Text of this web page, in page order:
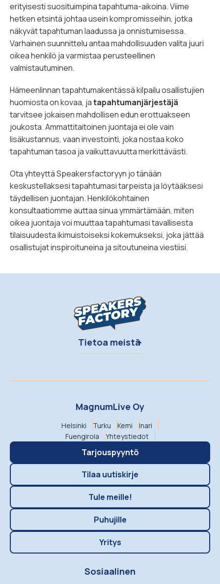
erityisesti suosituimpina tapahtuma-aikoina. Viime
hetken etsintä johtaa usein kompromisseihin, jotka
näkyvät tapahtuman laadussa ja onnistumisessa.
Varhainen suunnittelu antaa mahdollisuuden valita juuri
oikea henkilö ja varmistaa perusteellinen
valmistautuminen.
Hämeenlinnan tapahtumakentässä kilpailu osallistujien
huomiosta on kovaa, jatapahtumanjärjestäjä
tarvitsee jokaisen mahdollisen edun erottuakseen
joukosta. Ammattitaitoinen juontaja ei ole vain
lisäkustannus, vaan investointi, joka nostaa koko
tapahtuman tasoa ja vaikuttavuutta merkittävästi.
Ota yhteyttä Speakersfactoryyn jo tänään
keskustellaksesi tapahtumasi tarpeista ja löytääksesi
täydellisen juontajan. Henkilökohtainen
konsultaatiomme auttaa sinua ymmärtämään, miten
oikea juontaja voi muuttaa tapahtumasi tavallisesta
tilaisuudesta ikimuistoiseksi kokemukseksi, joka jättää
osallistujat inspiroituneina ja sitoutuneina viestiisi.
Tietoa meistä
MagnumLive Oy
Helsinki Turku Kemi
Inari
Fuengirola
Yhteystiedot
Tarjouspyyntö
Tilaa uutiskirje
Tule meille!
Puhujille
Yritys
Sosiaalinen